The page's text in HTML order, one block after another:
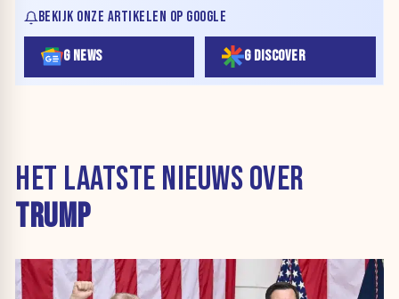
BEKIJK ONZE ARTIKELEN OP GOOGLE
G NEWS G DISCOVER
HET LAATSTE NIEUWS OVER
TRUMP